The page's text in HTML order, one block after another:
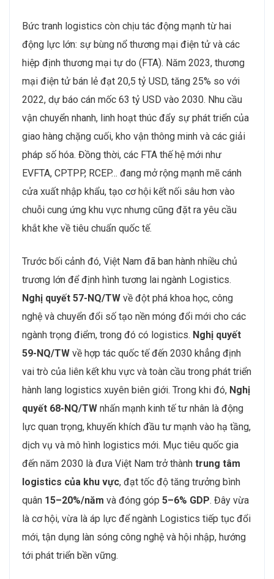
Bức tranh logistics còn chịu tác động mạnh từ hai
động lực lớn: sự bùng nổ thương mại điện tử và các
hiệp định thương mại tự do (FTA). Năm 2023, thương
mại điện tử bán lẻ đạt 20,5 tỷ USD, tăng 25% so với
2022, dự báo cán mốc 63 tỷ USD vào 2030. Nhu cầu
vận chuyển nhanh, linh hoạt thúc đẩy sự phát triển của
giao hàng chặng cuối, kho vận thông minh và các giải
pháp số hóa. Đồng thời, các FTA thế hệ mới như
EVFTA, CPTPP, RCEP… đang mở rộng mạnh mẽ cánh
cửa xuất nhập khẩu, tạo cơ hội kết nối sâu hơn vào
chuỗi cung ứng khu vực nhưng cũng đặt ra yêu cầu
khắt khe về tiêu chuẩn quốc tế.
Trước bối cảnh đó, Việt Nam đã ban hành nhiều chủ
trương lớn để định hình tương lai ngành Logistics.
Nghị quyết 57-NQ/TW về đột phá khoa học, công
nghệ và chuyển đổi số tạo nền móng đổi mới cho các
ngành trọng điểm, trong đó có logistics. Nghị quyết
59-NQ/TW về hợp tác quốc tế đến 2030 khẳng định
vai trò của liên kết khu vực và toàn cầu trong phát triển
hành lang logistics xuyên biên giới. Trong khi đó, Nghị
quyết 68-NQ/TW nhấn mạnh kinh tế tư nhân là động
lực quan trọng, khuyến khích đầu tư mạnh vào hạ tầng,
dịch vụ và mô hình logistics mới. Mục tiêu quốc gia
đến năm 2030 là đưa Việt Nam trở thành trung tâm
logistics của khu vực, đạt tốc độ tăng trưởng bình
quân 15–20%/năm và đóng góp 5–6% GDP. Đây vừa
là cơ hội, vừa là áp lực để ngành Logistics tiếp tục đổi
mới, tận dụng làn sóng công nghệ và hội nhập, hướng
tới phát triển bền vững.